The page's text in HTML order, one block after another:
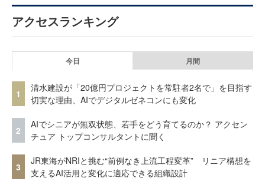
アクセスランキング
今日 月間
1
清水建設が「20億円プロジェクトを常駐者2名で」を目指す
切実な理由、AIでデジタルゼネコンにも変化
2
AIでシニアが無双状態、若手をどう育てるのか？ アクセン
チュア トップコンサルタントに聞く
3
JR東海がNRIと挑む“前例なき上流工程変革” リニア構想を
支えるAI活用と変化に適応できる組織設計